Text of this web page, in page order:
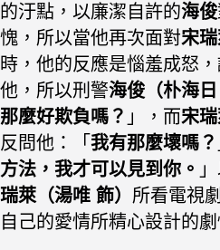
的汙點，以廉潔自許的海俊
愧，所以當他再次面對宋瑞
時，他的反應是惱羞成怒
他，所以刑警海俊（朴海日
那麼好欺負嗎？ 」，而宋瑞
反問他：「 我有那麼壞嗎？
方法，我才可以見到你。
瑞萊（湯唯 飾） 所看電視
自己的愛情所精心設計的劇